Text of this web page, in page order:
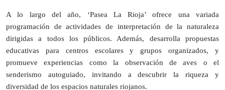
A lo largo del año, ‘Pasea La Rioja’ ofrece una variada
programación de actividades de interpretación de la naturaleza
dirigidas a todos los públicos. Además, desarrolla propuestas
educativas para centros escolares y grupos organizados, y
promueve experiencias como la observación de aves o el
senderismo autoguiado, invitando a descubrir la riqueza y
diversidad de los espacios naturales riojanos.